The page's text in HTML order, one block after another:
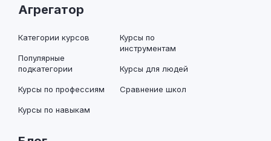
Агрегатор
Категории курсов
Популярные
подкатегории
Курсы по профессиям
Курсы по навыкам
Курсы по
инструментам
Курсы для людей
Сравнение школ